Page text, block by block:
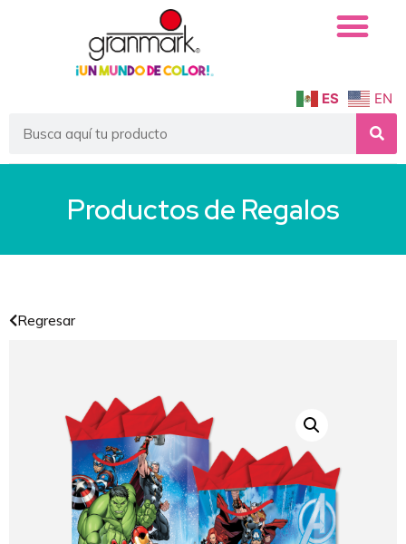
ES EN
Productos de Regalos
Regresar